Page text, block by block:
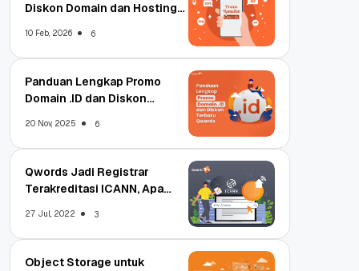
Diskon Domain dan Hosting
10 Feb, 2026 6
Panduan Lengkap Promo
Domain .ID dan Diskon
20 Nov, 2025 6
Qwords Jadi Registrar
Terakreditasi ICANN, Apa
27 Jul, 2022 3
Object Storage untuk